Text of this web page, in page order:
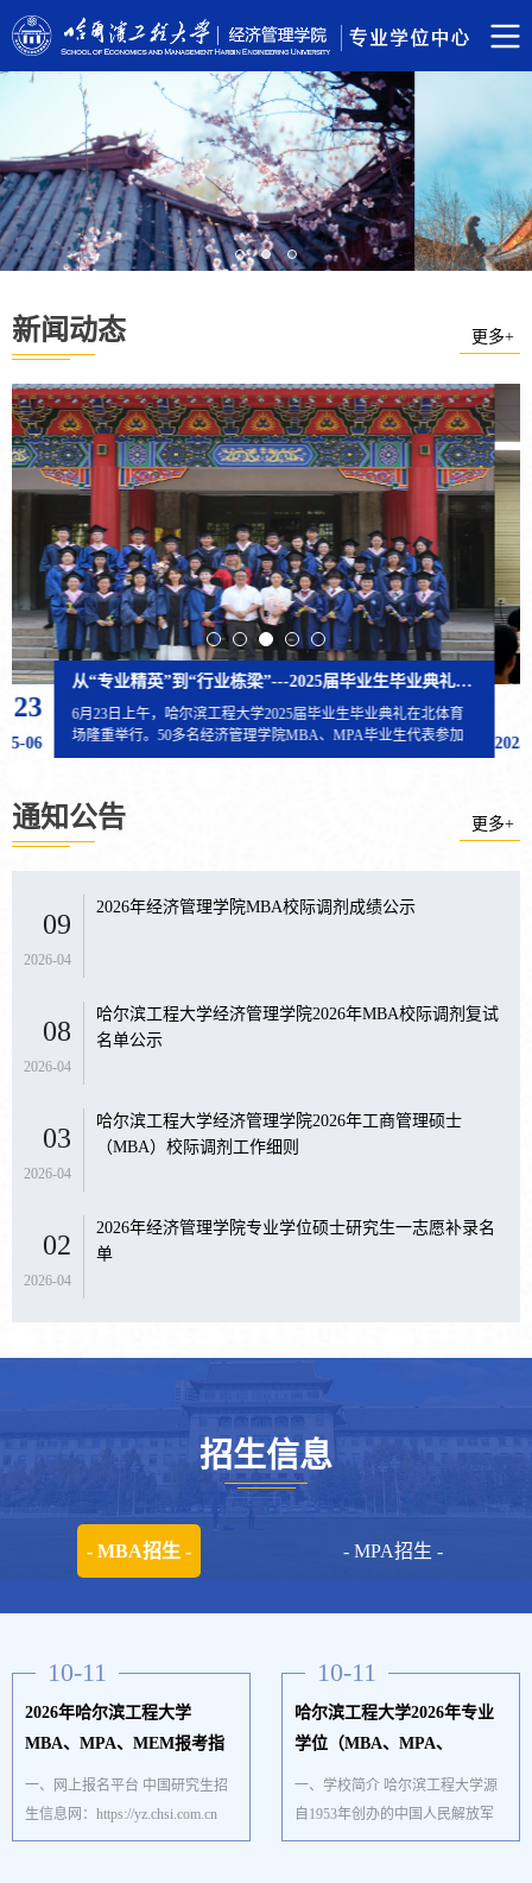
新闻动态 更多+
22
2025-06
为切实提升学生毕业论文质量与效率，保障毕业环节顺利推
进，6月21日，2024级MBA班级班主任崔赫老师策划并主持了一
场主题鲜明…
通知公告 更多+
09
2026-04
2026年经济管理学院MBA校际调剂成绩公示
08
2026-04
哈尔滨工程大学经济管理学院2026年MBA校际调剂复试
名单公示
03
2026-04
哈尔滨工程大学经济管理学院2026年工商管理硕士
（MBA）校际调剂工作细则
02
2026-04
2026年经济管理学院专业学位硕士研究生一志愿补录名
单
招生信息
- MBA招生 - - MPA招生 -
10-11
2026年哈尔滨工程大学
MBA、MPA、MEM报考指
一、网上报名平台 中国研究生招
生信息网：https://yz.chsi.com.cn
二、网上报名时间 全国硕士研究
10-11
哈尔滨工程大学2026年专业
学位（MBA、MPA、
MEM） 研究生招生简章
一、学校简介 哈尔滨工程大学源
自1953年创办的中国人民解放军
军事工程学院（哈军工），1959